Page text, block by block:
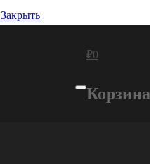
Закрыть
₽0
Корзина